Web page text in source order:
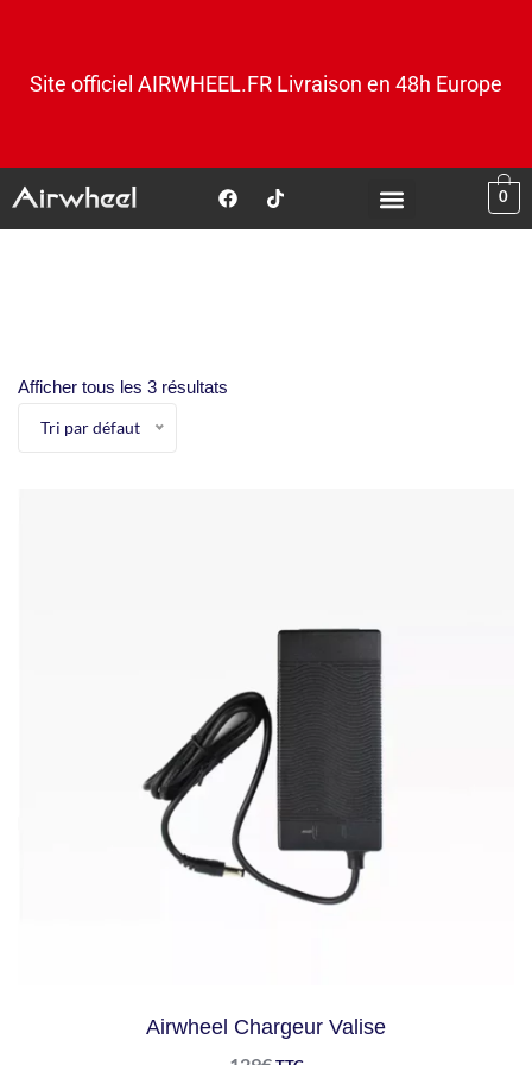
Site officiel AIRWHEEL.FR Livraison en 48h Europe
0
Afficher tous les 3 résultats
Tri par défaut
Airwheel Chargeur Valise